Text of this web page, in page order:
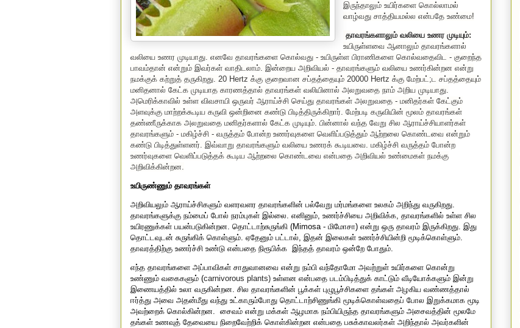
இருந்தாலும் உயிர்களை கொல்லாமல்
வாழ்வது சாத்தியமல்ல என்பதே உண்மை!
தாவரங்களாலும் வலியை உணர முடியும்:
உயிருள்ளவை ஆனாலும் தாவரங்களால்
வலியை உணர முடியாது. எனவே தாவரங்களை கொல்வது - உயிருள்ள பிராணிகளை கொல்வதைவிட - குறைந்த
பாவம்தான் என்றும் இவர்கள் வாதிடலாம். இன்றைய அறிவியல் - தாவரங்களும் வலியை உணர்கின்றன என்று
நமக்குக் கற்றுத் தருகிறது. 20 Hertz க்கு குறைவான சப்தத்தையும் 20000 Hertz க்கு மேற்பட்;ட சப்தத்தையும்
மனிதனால் கேட்க முடியாத காரணத்தால் தாவரங்கள் வலியினால் அலறுவதை நாம் அறிய முடியாது.
அமெரிக்காவில் உள்ள விவசாயி ஒருவர் ஆராய்ச்சி செய்து தாவரங்கள் அலறுவதை - மனிதர்கள் கேட்கும்
அளவுக்கு மாற்றக்கூடிய கருவி ஒன்றினை கண்டு பிடித்திருக்கிறார். மேற்படி கருவியின் மூலம் தாவரங்கள்
தண்ணீருக்காக அலறுவதை மனிதர்களால் கேட்க முடியும். பின்னால் வந்த வேறு சில ஆராய்ச்சியாளர்கள்
தாவரங்களும் - மகிழ்ச்சி - வருத்தம் போன்ற உணர்வுகளை வெளிப்படுத்தும் ஆற்றலை கொண்டவை என்றும்
கண்டு பிடித்துள்ளனர். இவ்வாறு தாவரங்களும் வலியை உணரக் கூடியவை. மகிழ்ச்சி வருத்தம் போன்ற
உணர்வுகளை வெளிப்படுத்தக் கூடிய ஆற்றலை கொண்டவை என்பதை அறிவியல் உண்மைகள் நமக்கு
அறிவிக்கின்றன.
உயிருண்ணும் தாவரங்கள்
அறிவியலும் ஆராய்ச்சிகளும் வளரவளர தாவரங்களின் பல்வேறு மர்மங்களை உலகம் அறிந்து வருகிறது.
தாவரங்களுக்கு நம்மைப் போல் நரம்புகள் இல்லை. எனினும், உணர்ச்சியை அறிவிக்க, தாவரங்களில் உள்ள சில
உயிரணுக்கள் பயன்படுகின்றன. தொட்டாற்சுருங்கி (Mimosa - மிமோசா) என்று ஒரு தாவரம் இருக்கிறது. இது
தொட்டவுடன் சுருங்கிக் கொள்ளும். ஏதேனும் பட்டால், இதன் இலைகள் உணர்ச்சியின்றி மூடிக்கொள்ளும்.
தாவரத்திற்கு உணர்ச்சி உண்டு என்பதை நிரூபிக்க இந்தத் தாவரம் ஒன்றே போதும்.
எந்த தாவரங்களை அப்பாவிகள் சாதுவானவை என்று நம்பி வந்தோமோ அவற்றுள் உயிர்களை கொன்று
உண்ணும் வகைகளும் (carnivorous plants) உள்ளன என்பதை படம்பிடித்துக் காட்டும் வீடியோக்களும் இன்று
இணையத்தில் உலா வருகின்றன. சில தாவரங்களின் பூக்கள் புழுபூச்சிகளை தங்கள் அழகிய வண்ணத்தால்
ஈர்த்து அவை அதன்மீது வந்து உட்காரும்போது தொட்டாற்சிணுங்கி மூடிக்கொள்வதைப் போல இறுக்கமாக மூடி
அவற்றைக் கொல்கின்றன. சைவம் என்று மக்கள் ஆழமாக நம்பியிருந்த தாவரங்களும் அசைவத்தின் மூலமே
தங்கள் உணவுத் தேவையை நிறைவேற்றிக் கொள்கின்றன என்பதை பசுக்காவலர்கள் அறிந்தால் அவர்களின்